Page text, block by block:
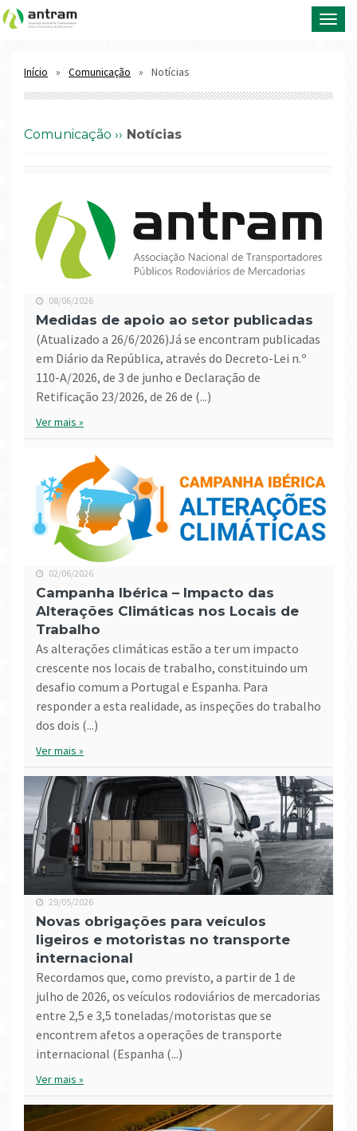
Início Comunicação Notícias
comunicação ›› Notícias
08/06/2026
Medidas de apoio ao setor publicadas
(atualizado a 26/6/2026)Já se encontram publicadas
em Diário da República, através do Decreto-Lei n.º
110-A/2026, de 3 de junho e Declaração de
Retificação 23/2026, de 26 de (...)
Ver mais »
02/06/2026
Campanha Ibérica – Impacto das
Alterações Climáticas nos Locais de
Trabalho
As alterações climáticas estão a ter um impacto
crescente nos locais de trabalho, constituindo um
desafio comum a Portugal e Espanha. Para
responder a esta realidade, as inspeções do trabalho
dos dois (...)
Ver mais »
29/05/2026
Novas obrigações para veículos
ligeiros e motoristas no transporte
internacional
Recordamos que, como previsto, a partir de 1 de
julho de 2026, os veículos rodoviários de mercadorias
entre 2,5 e 3,5 toneladas/motoristas que se
encontrem afetos a operações de transporte
internacional (Espanha (...)
Ver mais »